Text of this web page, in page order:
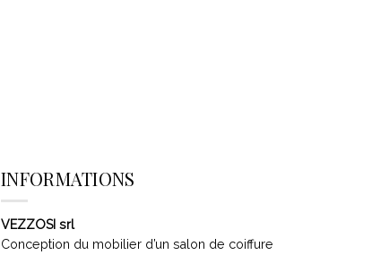
INFORMATIONS
VEZZOSI srl
Conception du mobilier d’un salon de coiffure